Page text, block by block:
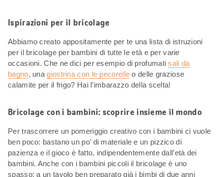
Ispirazioni per il bricolage
Abbiamo creato appositamente per te una lista di istruzioni
per il bricolage per bambini di tutte le età e per varie
occasioni. Che ne dici per esempio di profumatisali da
bagno, unagiostrina con le pecorelle o delle graziose
calamite per il frigo? Hai l’imbarazzo della scelta!
Bricolage con i bambini: scoprire insieme il mondo
Per trascorrere un pomeriggio creativo con i bambini ci vuole
ben poco: bastano un po’ di materiale e un pizzico di
pazienza e il gioco è fatto, indipendentemente dall’età dei
bambini. Anche con i bambini piccoli il bricolage è uno
spasso: a un tavolo ben preparato già i bimbi di due anni